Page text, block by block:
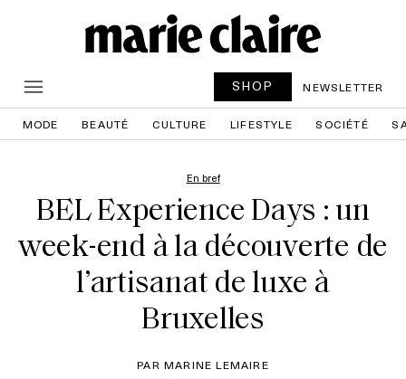
SHOP NEWSLETTER
MODE BEAUTÉ CULTURE LIFESTYLE SOCIÉTÉ
En bref
BEL Experience Days : un
week-end à la découverte de
l’artisanat de luxe à
Bruxelles
PAR MARINE LEMAIRE